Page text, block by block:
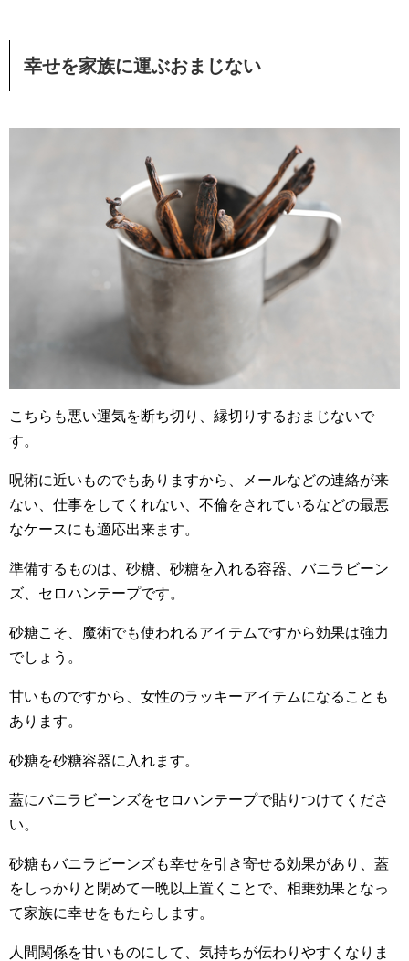
幸せを家族に運ぶおまじない
こちらも悪い運気を断ち切り、縁切りするおまじないで
す。
呪術に近いものでもありますから、メールなどの連絡が来
ない、仕事をしてくれない、不倫をされているなどの最悪
なケースにも適応出来ます。
準備するものは、砂糖、砂糖を入れる容器、バニラビーン
ズ、セロハンテープです。
砂糖こそ、魔術でも使われるアイテムですから効果は強力
でしょう。
甘いものですから、女性のラッキーアイテムになることも
あります。
砂糖を砂糖容器に入れます。
蓋にバニラビーンズをセロハンテープで貼りつけてくださ
い。
砂糖もバニラビーンズも幸せを引き寄せる効果があり、蓋
をしっかりと閉めて一晩以上置くことで、相乗効果となっ
て家族に幸せをもたらします。
人間関係を甘いものにして、気持ちが伝わりやすくなりま